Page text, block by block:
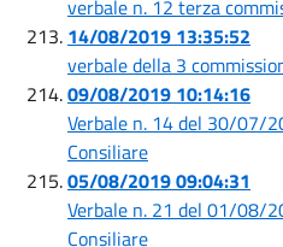
verbale n. 12 terza
14/08/2019 13:35:52
verbale della 3
09/08/2019 10:14:16
Verbale n. 14 del 30/07/
Consiliare
05/08/2019 09:04:31
Verbale n. 21 del 01/08/
Consiliare